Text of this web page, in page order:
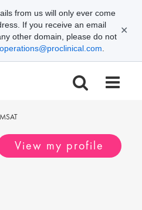
View my profile
from us will only ever come
If you receive an email
other domain, please do not
operations@proclinical.com
✕